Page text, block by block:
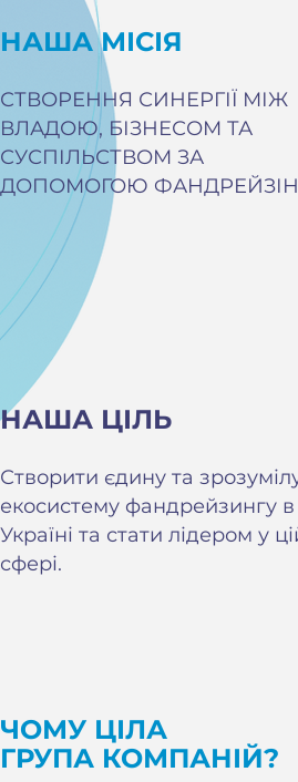
НАША МІСІЯ
НАША ЦІЛЬ
СТВОРЕННЯ СИНЕРГІЇ МІЖ
ВЛАДОЮ, БІЗНЕСОМ ТА
СУСПІЛЬСТВОМ ЗА
ДОПОМОГОЮ
Створити єдину та
екосистему фандрейзингу в
Україні та стати лідером у
сфері.
ЧОМУ ЦІЛА
ГРУПА КОМПАНІЙ?